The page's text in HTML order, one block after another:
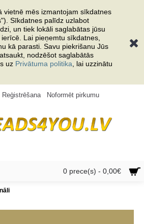
vietnē mēs izmantojam sīkdatnes
Sīkdatnes palīdz uzlabot
un tiek lokāli saglabātas jūsu
Lai pieņemtu sīkdatnes,
kā parasti. Savu piekrišanu Jūs
nodzēšot saglabātās
uz Privātuma politika , lai uzzinātu
Reģistrēšana Noformēt pirkumu
0 prece(s) - 0,00€